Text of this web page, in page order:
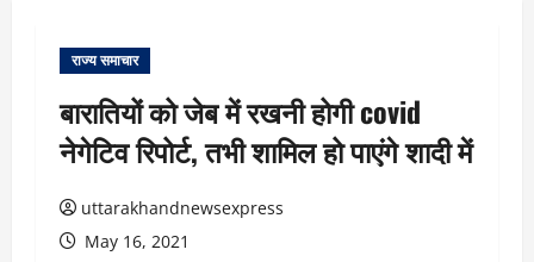
राज्य समाचार
बारातियों को जेब में रखनी होगी covid
नेगेटिव रिपोर्ट, तभी शामिल हो पाएंगे शादी में
uttarakhandnewsexpress
May 16, 2021